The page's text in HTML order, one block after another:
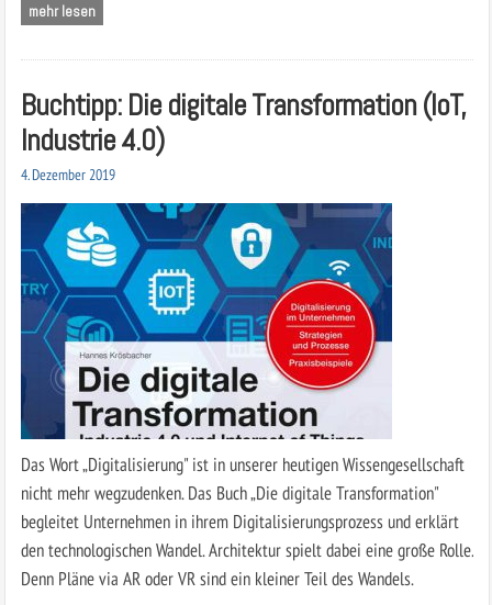
mehr lesen
Buchtipp: Die digitale Transformation (IoT,
Industrie 4.0)
4. Dezember 2019
Das Wort „Digitalisierung" ist in unserer heutigen Wissengesellschaft
nicht mehr wegzudenken. Das Buch „Die digitale Transformation"
begleitet Unternehmen in ihrem Digitalisierungsprozess und erklärt
den technologischen Wandel. Architektur spielt dabei eine große Rolle.
Denn Pläne via AR oder VR sind ein kleiner Teil des Wandels.